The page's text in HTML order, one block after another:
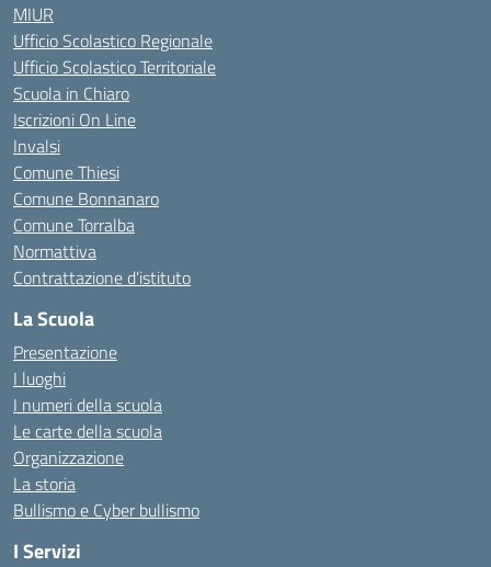
MIUR
Ufficio Scolastico Regionale
Ufficio Scolastico Territoriale
Scuola in Chiaro
Iscrizioni On Line
Invalsi
Comune Thiesi
Comune Bonnanaro
Comune Torralba
Normattiva
Contrattazione d’istituto
La Scuola
Presentazione
I luoghi
I numeri della scuola
Le carte della scuola
Organizzazione
La storia
Bullismo e Cyber bullismo
I Servizi